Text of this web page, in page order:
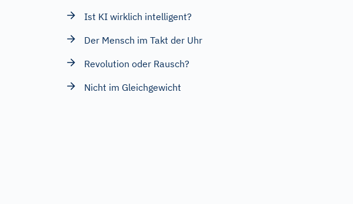
Ist KI wirklich intelligent?
Der Mensch im Takt der Uhr
Revolution oder Rausch?
Nicht im Gleichgewicht